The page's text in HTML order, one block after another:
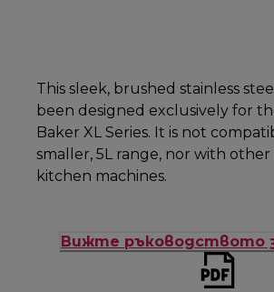
This sleek, brushed stainless
been designed exclusively for
Baker XL Series. It is not
smaller, 5L range, nor with other
kitchen machines.
Вижте ръководството